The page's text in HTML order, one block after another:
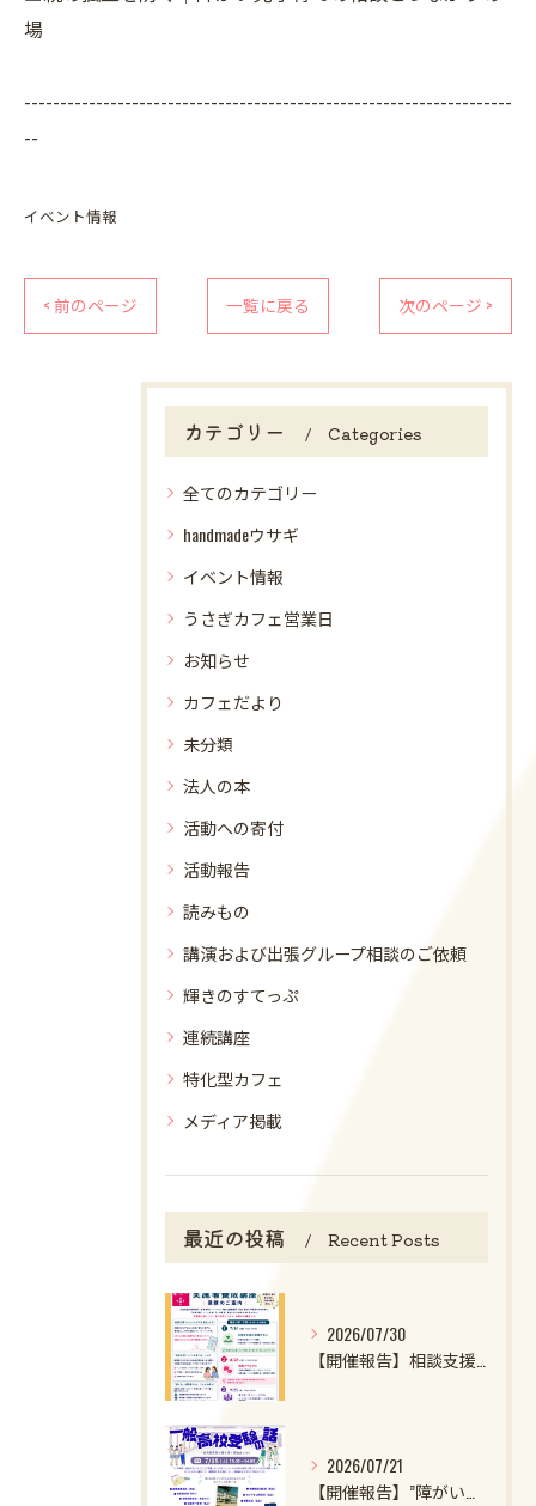
場
--------------------------------------------------------------------
--
イベント情報
< 前のページ 一覧に戻る 次のページ >
カテゴリー Categories
全てのカテゴリー
handmadeウサギ
イベント情報
うさぎカフェ営業日
お知らせ
カフェだより
未分類
法人の本
活動への寄付
活動報告
読みもの
講演および出張グループ相談のご依頼
輝きのすてっぷ
連続講座
特化型カフェ
メディア掲載
最近の投稿 Recent Posts
2026/07/30
【開催報告】相談支援ファイル実施者養成講座第1クール第1回目を開催しました！
2026/07/21
【開催報告】”障がいのある子・特性強めの子の一般高校受験の話2026”を開催しました！